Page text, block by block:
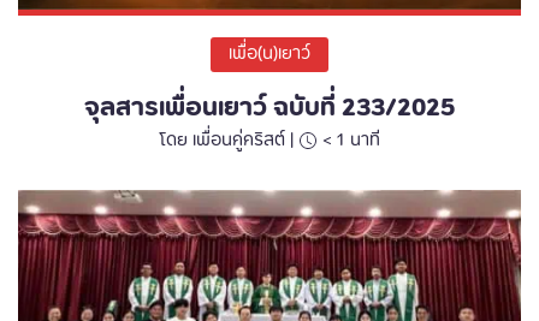
เพื่อ(น)เยาว์
จุลสารเพื่อนเยาว์ ฉบับที่ 233/2025
โดย เพื่อนคู่คริสต์ | < 1 นาที